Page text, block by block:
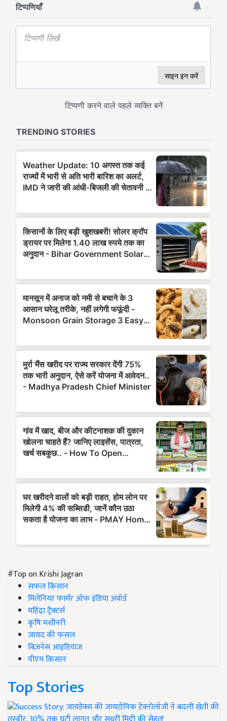
#Top on Krishi Jagran
सफल किसान
मिलेनियर फार्मर ऑफ इंडिया अवॉर्ड
महिंद्रा ट्रैक्टर्स
कृषि मशीनरी
जायद की फसल
बिज़नेस आइडियाज
पीएम किसान
Top Stories